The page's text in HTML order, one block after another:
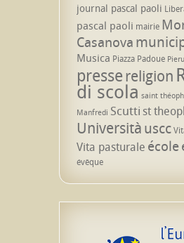
journal pascal paoli
pascal paoli mairie
Casanova
Musica Piazza Padoue
pressereligion
di scola saint
Manfredi Scuttist
Universitàuscc
Vita pasturale école
évêque